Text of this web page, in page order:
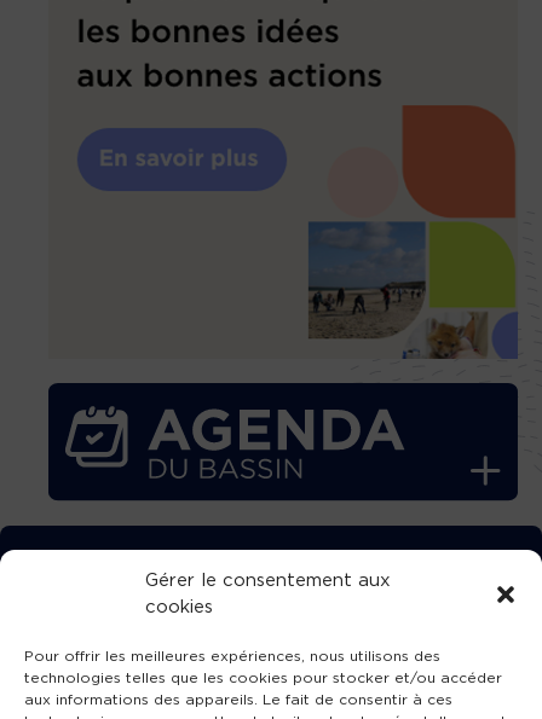
Gérer le consentement aux
cookies
Pour offrir les meilleures expériences, nous utilisons des
technologies telles que les cookies pour stocker et/ou accéder
aux informations des appareils. Le fait de consentir à ces
TÉLÉCHARGEZ GRATUITEMENT
L’APPLICATION TVBA !